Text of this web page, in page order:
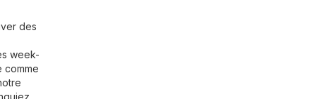
des
week-
comme